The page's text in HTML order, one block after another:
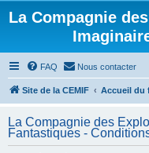
La Compagnie
FAQ Nous contacter
Site de la CEMIF Accueil du
La Compagnie des
Fantastiques -